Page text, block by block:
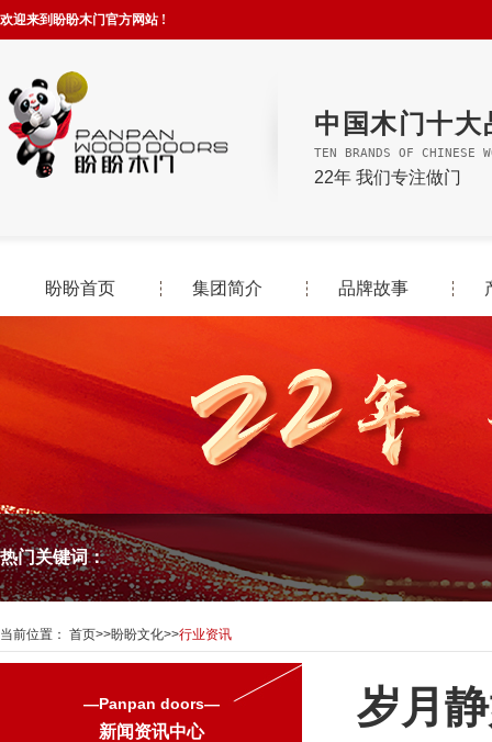
欢迎来到盼盼木门官方网站 !
中国木门十大
TEN BRANDS OF CHINESE
22年 我们专注做门
盼盼首页 集团简介 品牌故事
热门关键词：
当前位置： 首页>>盼盼文化>>行业资讯
—Panpan doors—
新闻资讯中心
岁月